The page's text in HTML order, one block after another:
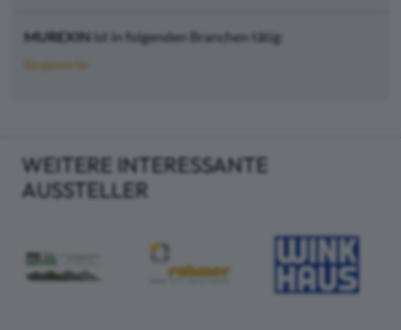
MUREXIN ist in folgenden Branchen tätig:
Baugewerbe
WEITERE INTERESSANTE
AUSSTELLER